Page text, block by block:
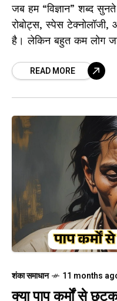
जब हम “विज्ञान” शब्द
रोबोट्स, स्पेस टेक्नोलॉजी,
है। लेकिन बहुत कम लोग
READ MORE
शंका समाधान 11 months
क्या पाप कर्मों से